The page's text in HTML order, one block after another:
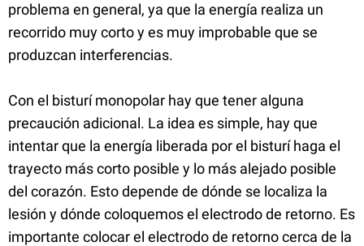
problema en general, ya que la energía realiza un
recorrido muy corto y es muy improbable que se
produzcan interferencias.
Con el bisturí monopolar hay que tener alguna
precaución adicional. La idea es simple, hay que
intentar que la energía liberada por el bisturí haga el
trayecto más corto posible y lo más alejado posible
del corazón. Esto depende de dónde se localiza la
lesión y dónde coloquemos el electrodo de retorno. Es
importante colocar el electrodo de retorno cerca de la